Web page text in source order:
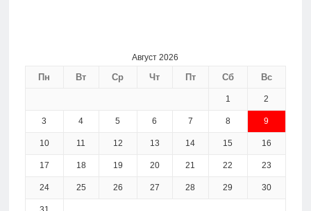
Август 2026
Пн Вт Ср Чт Пт Сб Вс
1 2
3 4 5 6 7 8 9
10 11 12 13 14 15 16
17 18 19 20 21 22 23
24 25 26 27 28 29 30